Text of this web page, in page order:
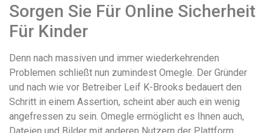
Sorgen Sie Für Online Sicherheit
Für Kinder
Denn nach massiven und immer wiederkehrenden
Problemen schließt nun zumindest Omegle. Der Gründer
und nach wie vor Betreiber Leif K-Brooks bedauert den
Schritt in einem Assertion, scheint aber auch ein wenig
angefressen zu sein. Omegle ermöglicht es Ihnen auch,